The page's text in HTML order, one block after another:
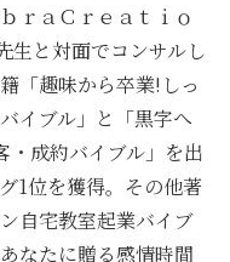
ｒａＣｒｅａｔｉｏ
生と対面でコンサルし
「趣味から卒業!しっ
イブル」と「黒字へ
・成約バイブル」を出
1位を獲得。その他著
自宅教室起業バイブ
なたに贈る感情時間